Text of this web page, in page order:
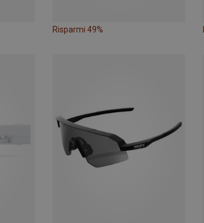
Risparmi 49%